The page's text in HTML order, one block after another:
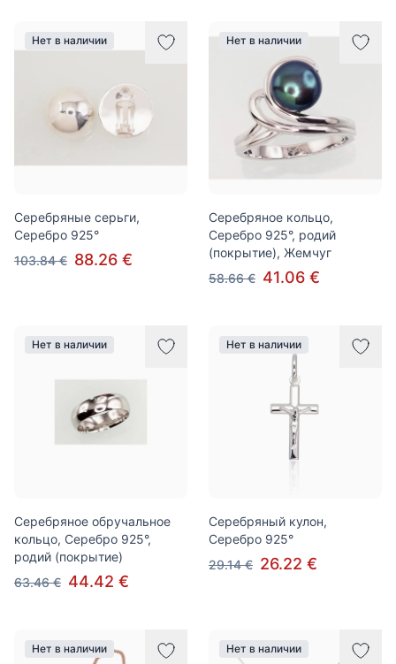
Нет в наличии
Серебряные серьги,
Серебро 925°
103.84 € 88.26 €
Нет в наличии
Серебряное кольцо,
Серебро 925°, родий
(покрытие), Жемчуг
58.66 € 41.06 €
Нет в наличии
Серебряное обручальное
кольцо, Серебро 925°,
родий (покрытие)
63.46 € 44.42 €
Нет в наличии
Серебряный кулон,
Серебро 925°
29.14 € 26.22 €
Нет в наличии Нет в наличии